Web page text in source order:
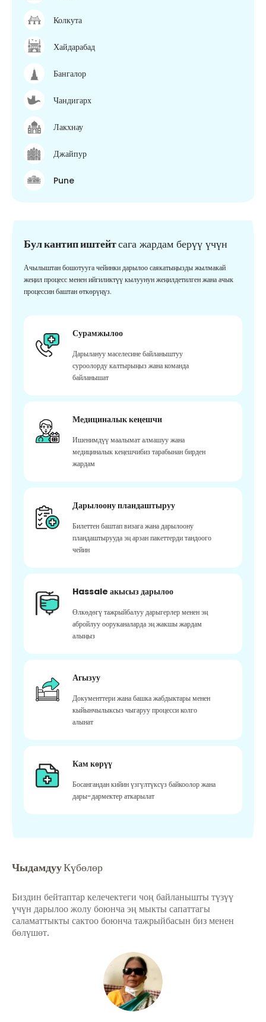
Колкута
Хайдарабад
Бангалор
Чандигарх
Лакхнау
Джайпур
Pune
Бул кантип иштейтсага жардам берүү үчүн
Ачылыштан бошотууга чейинки дарылоо саякатыңызды жылмакай
жеңил процесс менен ийгиликтүү кылуунун жеңилдетилген жана ачык
процессин баштан өткөрүңүз.
Сурамжылоо
Дарылануу маселесине байланыштуу
суроолорду калтырыңыз жана команда
байланышат
Медициналык кеңешчи
Ишенимдүү маалымат алмашуу жана
медициналык кеңешчибиз тарабынан бирден
жардам
Дарылоону пландаштыруу
Билеттен баштап визага жана дарылоону
пландаштырууда эң арзан пакеттерди тандоого
чейин
Hassale акысыз дарылоо
Өлкөдөгү тажрыйбалуу дарыгерлер менен эң
абройлуу ооруканаларда эң жакшы жардам
алыңыз
Агызуу
Документтери жана башка жабдыктары менен
кыйынчылыксыз чыгаруу процесси колго
алынат
Кам көрүү
Босангандан кийин үзгүлтүксүз байкоолор жана
дары-дармектер аткарылат
ЧыдамдууКүбөлөр
Биздин бейтаптар келечектеги чоң байланышты түзүү
үчүн дарылоо жолу боюнча эң мыкты сапаттагы
саламаттыкты сактоо боюнча тажрыйбасын биз менен
бөлүшөт.